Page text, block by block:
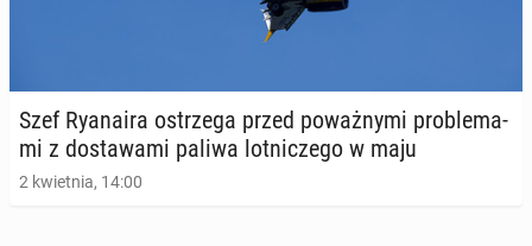
Szef Ry­ana­ira ostrze­ga przed po­waż­ny­mi pro­ble­ma­
mi z do­sta­wa­mi paliwa lot­ni­cze­go w maju
2 kwietnia, 14:00